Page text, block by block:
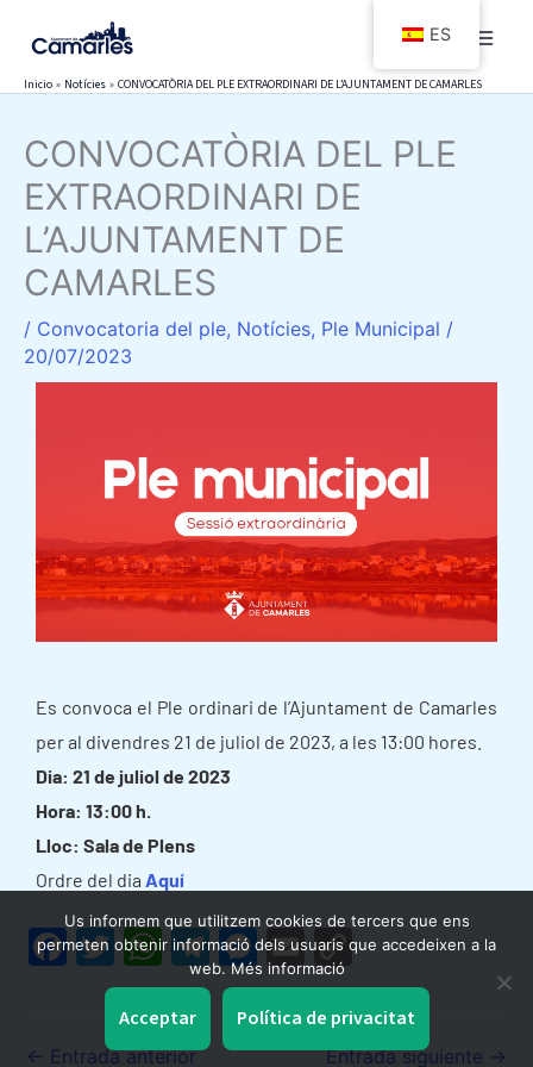
contenido
Inicio Notícies CONVOCATÒRIA DEL PLE EXTRAORDINARI DE L’AJUNTAMENT DE CAMARLES
CONVOCATÒRIA DEL PLE
EXTRAORDINARI DE
L’AJUNTAMENT DE
CAMARLES
/ Convocatoria del ple, Notícies, Ple Municipal /
20/07/2023
Es convoca el Ple ordinari de l’Ajuntament de Camarles
per al divendres 21 de juliol de 2023, a les 13:00 hores.
Dia: 21 de juliol de 2023
Hora: 13:00 h.
Lloc: Sala de Plens
Ordre del dia Aquí
F T
w
itt
W
h
at
T
el
M
e
s
E
m
ai
C
o
p
← Entrada anterior Entrada siguiente →
ES
Us informem que utilitzem cookies de tercers que ens
permeten obtenir informació dels usuaris que accedeixen a la
web. Més informació
Acceptar Política de privacitat